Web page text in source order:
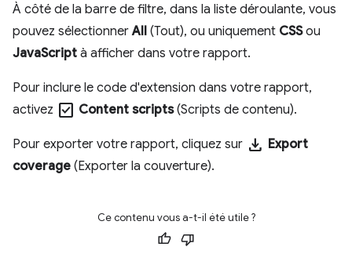
À côté de la barre de filtre, dans la liste déroulante, vous
pouvez sélectionnerAll (Tout), ou uniquement CSSou
JavaScript à afficher dans votre rapport.
Pour inclure le code d'extension dans votre rapport,
activez check_box Content scripts(Scripts de contenu).
Pour exporter votre rapport, cliquez sur download Export
coverage (Exporter la couverture).
Ce contenu vous a-t-il été utile ?